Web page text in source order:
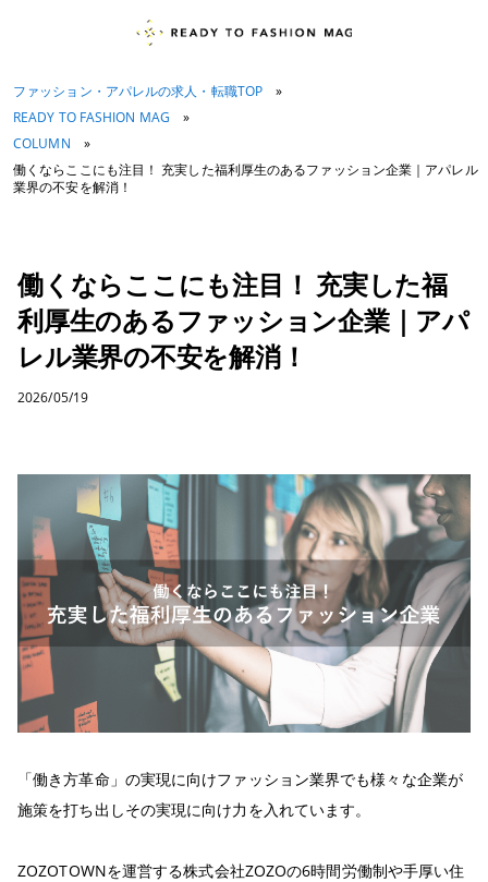
ファッション・アパレルの求人・転職TOP
»
READY TO FASHION MAG
»
COLUMN
»
働くならここにも注目！ 充実した福利厚生のあるファッション企業｜アパレル
業界の不安を解消！
働くならここにも注目！ 充実した福
利厚生のあるファッション企業｜アパ
レル業界の不安を解消！
2026/05/19
「働き方革命」の実現に向けファッション業界でも様々な企業が
施策を打ち出しその実現に向け力を入れています。
ZOZOTOWNを運営する株式会社ZOZOの6時間労働制や手厚い住